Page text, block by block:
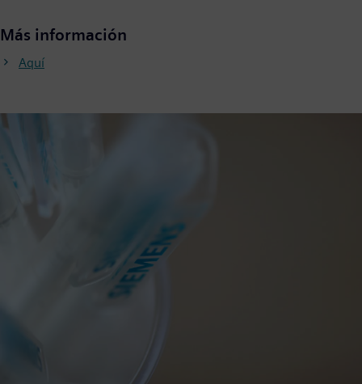
Más información
Aquí